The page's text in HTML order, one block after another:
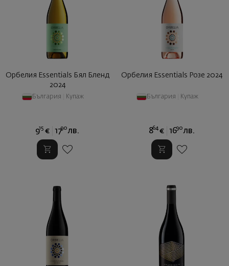
Орбелия Essentials Бял Бленд
2024
България Купаж
915 € 1790 лв.
Орбелия Essentials Розе 2024
България Купаж
864 € 1690 лв.